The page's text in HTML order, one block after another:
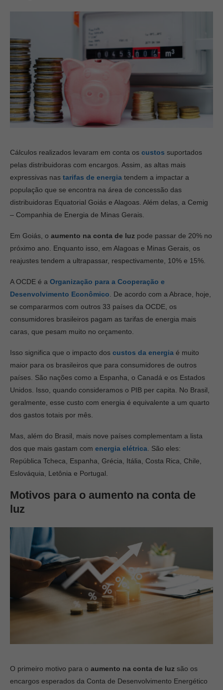
Cálculos realizados levaram em conta os custos suportados
pelas distribuidoras com encargos. Assim, as altas mais
expressivas nas tarifas de energia tendem a impactar a
população que se encontra na área de concessão das
distribuidoras Equatorial Goiás e Alagoas. Além delas, a Cemig
– Companhia de Energia de Minas Gerais.
Em Goiás, o aumento na conta de luz pode passar de 20% no
próximo ano. Enquanto isso, em Alagoas e Minas Gerais, os
reajustes tendem a ultrapassar, respectivamente, 10% e 15%.
A OCDE é a Organização para a Cooperação e
Desenvolvimento Econômico. De acordo com a Abrace, hoje,
se compararmos com outros 33 países da OCDE, os
consumidores brasileiros pagam as tarifas de energia mais
caras, que pesam muito no orçamento.
Isso significa que o impacto dos custos da energia é muito
maior para os brasileiros que para consumidores de outros
países. São nações como a Espanha, o Canadá e os Estados
Unidos. Isso, quando consideramos o PIB per capita. No Brasil,
geralmente, esse custo com energia é equivalente a um quarto
dos gastos totais por mês.
Mas, além do Brasil, mais nove países complementam a lista
dos que mais gastam com energia elétrica. São eles:
República Tcheca, Espanha, Grécia, Itália, Costa Rica, Chile,
Eslováquia, Letônia e Portugal.
Motivos para o aumento na conta de
luz
O primeiro motivo para o aumento na conta de luz são os
encargos esperados da Conta de Desenvolvimento Energético